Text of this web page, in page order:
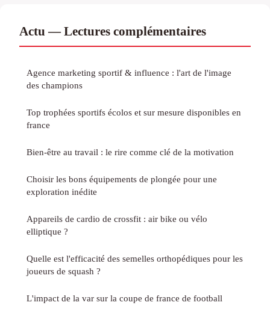
Actu — Lectures complémentaires
Agence marketing sportif & influence : l'art de l'image
des champions
Top trophées sportifs écolos et sur mesure disponibles en
france
Bien-être au travail : le rire comme clé de la motivation
Choisir les bons équipements de plongée pour une
exploration inédite
Appareils de cardio de crossfit : air bike ou vélo
elliptique ?
Quelle est l'efficacité des semelles orthopédiques pour les
joueurs de squash ?
L'impact de la var sur la coupe de france de football